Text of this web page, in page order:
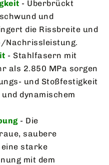
- Überbrückt
und
die Rissbreite und
Nachrissleistung.
- Stahlfasern mit
als 2.850 MPa sorgen
und Stoßfestigkeit
dynamischem
- Die
saubere
starke
mit dem